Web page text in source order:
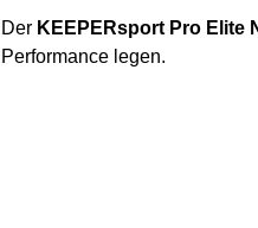
Der KEEPERsport Pro Elite
Performance legen.